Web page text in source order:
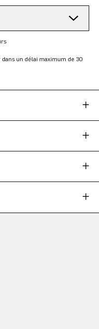
un délai maximum de 30